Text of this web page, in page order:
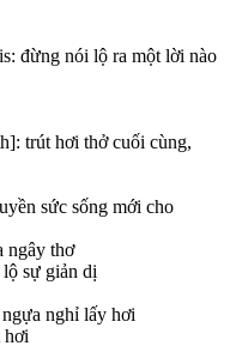
đừng nói lộ ra một lời nào
trút hơi thở cuối cùng,
sức sống mới cho
ngây thơ
sự giản dị
ngựa nghỉ lấy hơi
hơi